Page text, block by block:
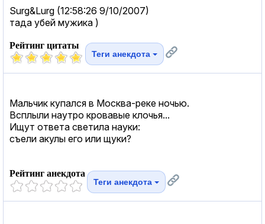
Surg&Lurg (12:58:26 9/10/2007)
тада убей мужика )
Рейтинг цитаты
Теги анекдота
Мальчик купался в Москва-реке ночью.
Всплыли наутро кровавые клочья...
Ищут ответа светила науки:
cъели акулы его или щуки?
Рейтинг анекдота
Теги анекдота